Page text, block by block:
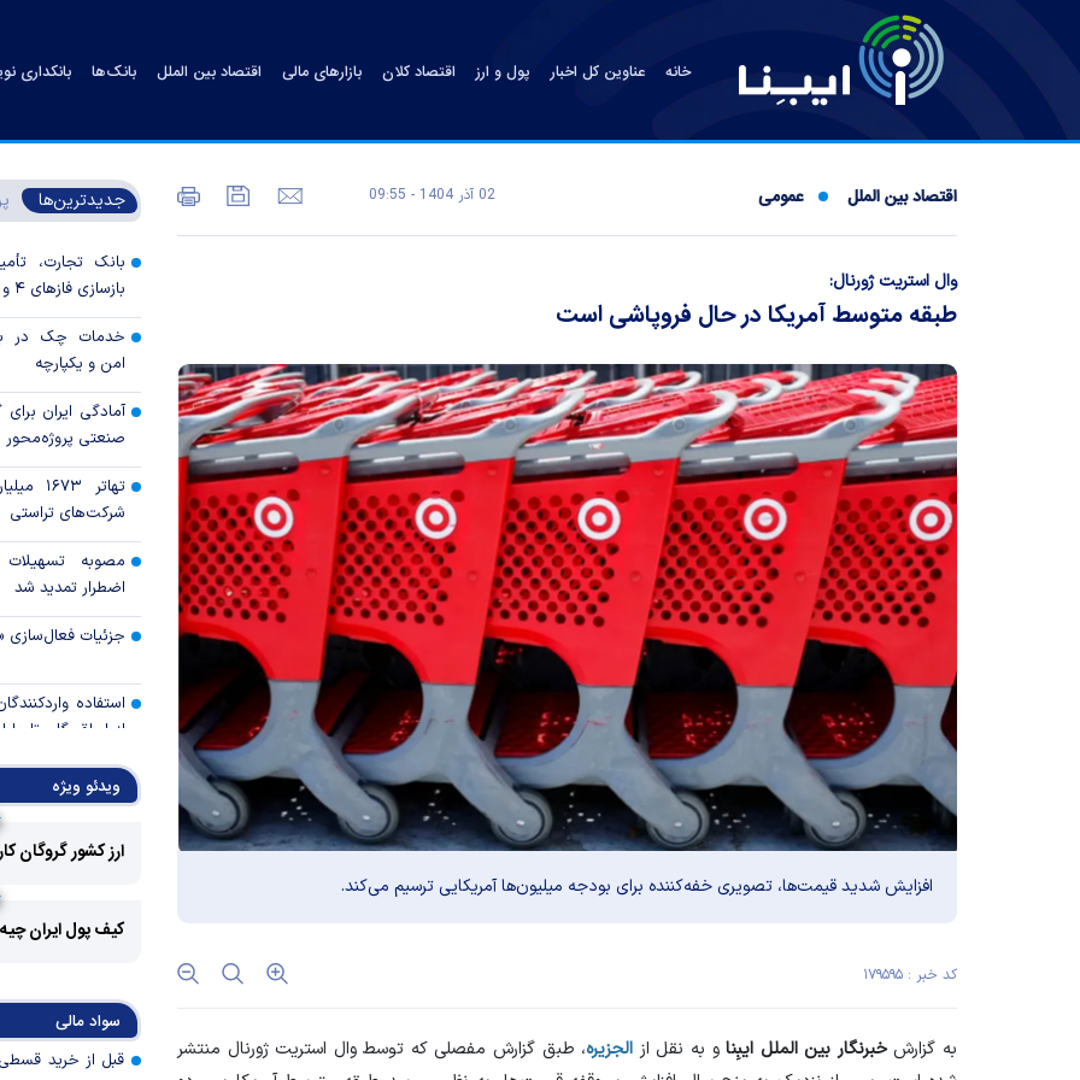
خانه عناوین کل اخبار پول و ارز اقتصاد کلان بازارهای مالی اقتصاد بین الملل بانک‌ها بانکداری
اقتصاد بین الملل عمومی 02 آذر 1404 - 09:55
وال استریت ژورنال:
طبقه متوسط آمریکا در حال فروپاشی است
افزایش شدید قیمت‌ها، تصویری خفه‌کننده برای بودجه میلیون‌ها آمریکایی ترسیم می‌کند.
کد خبر : ۱۷۹۵۹۵
به گزارشخبرنگار بین الملل ایبِنا و به نقل از الجزیره، طبق گزارش مفصلی که توسط وال استریت ژورنال منتشر
جدیدترین‌ها
بانک تجارت،
بازسازی فاز‌های ۴ و ۵ پارس جنوبی
خدمات چک در
امن و یکپارچه
آمادگی ایران
صنعتی
تهاتر
شرکت‌های تراستی
مصوبه
اضطرار تمدید شد
جزئیات فعال‌سازی
استفاده
رالی وال‌استریت،
جهان با
پروژه‌ها در اولویت
اولویت‌های
اقتصاد جنگی
ویدئو ویژه
ارز کشور گروگان
کیف پول ایران
سواد مالی